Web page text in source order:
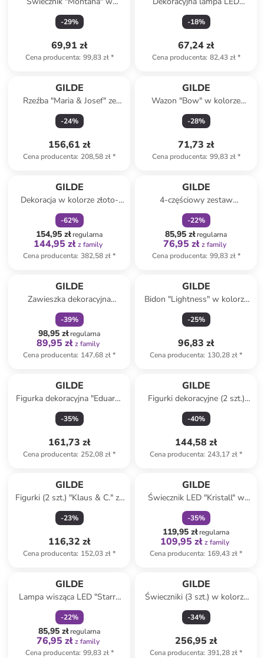
kolorze czarnym
-29%
69,91 zł
Cena producenta: 99,83 zł*
"Emiliel" w kolorze białym -
9,5 x 20 x 8 cm
-18%
67,24 zł
Cena producenta: 82,43 zł*
GILDE
Rzeźba "Maria & Josef" ze
wzorem - 21 x 20,5 x 8,5 cm
-24%
156,61 zł
Cena producenta: 208,58 zł*
GILDE
Wazon "Bow" w kolorze
biało-jasnoróżowym - wys. 15
x Ø 12 cm
-28%
71,73 zł
Cena producenta: 99,83 zł*
GILDE
Dekoracja w kolorze złoto-
jasnobrązowym - 45 x 87 x
9,5 cm
-62%
154,95 złregularna
144,95 zł z family
Cena producenta: 382,58 zł*
GILDE
4-częściowy zestaw
dekoracyjny w kolorze szarym
- 24 x 13 x 4 cm
-22%
85,95 złregularna
76,95 zł z family
Cena producenta: 99,83 zł*
GILDE
Zawieszka dekoracyjna
"Manila" w kolorze brązowym
- 40 x 40 x 4 cm
-39%
98,95 złregularna
89,95 zł z family
Cena producenta: 147,68 zł*
GILDE
Bidon "Lightness" w kolorze
białym - wys. 27 x Ø 6,5 cm
-25%
96,83 zł
Cena producenta: 130,28 zł*
GILDE
Figurka dekoracyjna "Eduard"
w kolorze szarym - 41 x 21 x
36 cm
-35%
161,73 zł
Cena producenta: 252,08 zł*
GILDE
Figurki dekoracyjne (2 szt.)
"Buddha" w kolorze
jasnobrązowym - 21 x 22 x 6
-40%
144,58 zł
Cena producenta: 243,17 zł*
GILDE
Figurki (2 szt.) "Klaus & C." ze
wzorem na płot - wys. 23 cm
-23%
116,32 zł
Cena producenta: 152,03 zł*
GILDE
Świecznik LED "Kristall" w
kolorze czarnym - wys. 23 cm
-35%
119,95 złregularna
109,95 zł z family
Cena producenta: 169,43 zł*
GILDE
Lampa wisząca LED "Starry
Night" w kolorze czarnym -
wys. 15 cm
-22%
85,95 złregularna
76,95 zł z family
Cena producenta: 99,83 zł*
GILDE
Świeczniki (3 szt.) w kolorze
szarym - wys. 25,5 x Ø 14,6
cm
-34%
256,95 zł
Cena producenta: 391,28 zł*